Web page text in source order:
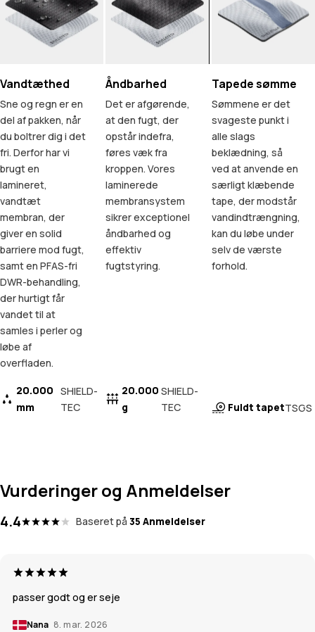
Vandtæthed
Sne og regn er en
del af pakken, når
du boltrer dig i det
fri. Derfor har vi
brugt en
lamineret,
vandtæt
membran, der
giver en solid
barriere mod fugt,
samt en PFAS-fri
DWR-behandling,
der hurtigt får
vandet til at
samles i perler og
løbe af
overfladen.
20.000
mm
SHIELD-
TEC
Åndbarhed
Det er afgørende,
at den fugt, der
opstår indefra,
føres væk fra
kroppen. Vores
laminerede
membransystem
sikrer exceptionel
åndbarhed og
effektiv
fugtstyring.
20.000
g
SHIELD-
TEC
Tapede sømme
Sømmene er det
svageste punkt i
alle slags
beklædning, så
ved at anvende en
særligt klæbende
tape, der modstår
vandindtrængning,
kan du løbe under
selv de værste
forhold.
Fuldt tapetTSGS
Vurderinger og Anmeldelser
4.4 Baseret på 35 Anmeldelser
passer godt og er seje
Nana 8. mar. 2026